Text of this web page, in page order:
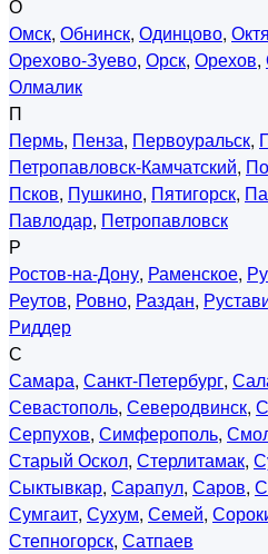
О
Омск, Обнинск, Одинцово,
Орехово-Зуево, Орск, Орехов,
Олмалик
П
Пермь, Пенза, Первоуральск,
Петропавловск-Камчатский,
Псков, Пушкино, Пятигорск,
Павлодар, Петропавловск
Р
Ростов-на-Дону, Раменское,
Реутов, Ровно, Раздан,
Риддер
С
Самара, Санкт-Петербург,
Севастополь, Северодвинск,
Серпухов, Симферополь,
Старый Оскол, Стерлитамак,
Сыктывкар, Сарапул, Саров,
Сумгаит, Сухум, Семей,
Степногорск, Сатпаев